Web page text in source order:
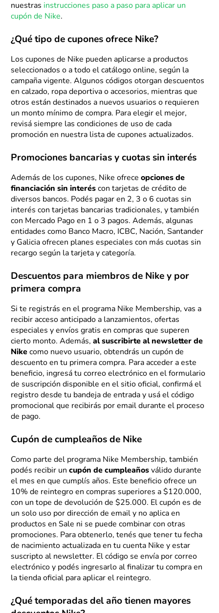
nuestras instrucciones paso a paso para aplicar un
cupón de Nike.
¿Qué tipo de cupones ofrece Nike?
Los cupones de Nike pueden aplicarse a productos
seleccionados o a todo el catálogo online, según la
campaña vigente. Algunos códigos otorgan descuentos
en calzado, ropa deportiva o accesorios, mientras que
otros están destinados a nuevos usuarios o requieren
un monto mínimo de compra. Para elegir el mejor,
revisá siempre las condiciones de uso de cada
promoción en nuestra lista de cupones actualizados.
Promociones bancarias y cuotas sin interés
Además de los cupones, Nike ofreceopciones de
financiación sin interés con tarjetas de crédito de
diversos bancos. Podés pagar en 2, 3 o 6 cuotas sin
interés con tarjetas bancarias tradicionales, y también
con Mercado Pago en 1 o 3 pagos. Además, algunas
entidades como Banco Macro, ICBC, Nación, Santander
y Galicia ofrecen planes especiales con más cuotas sin
recargo según la tarjeta y categoría.
Descuentos para miembros de Nike y por
primera compra
Si te registrás en el programa Nike Membership, vas a
recibir acceso anticipado a lanzamientos, ofertas
especiales y envíos gratis en compras que superen
cierto monto. Además,al suscribirte al newsletter de
Nike como nuevo usuario, obtendrás un cupón de
descuento en tu primera compra. Para acceder a este
beneficio, ingresá tu correo electrónico en el formulario
de suscripción disponible en el sitio oficial, confirmá el
registro desde tu bandeja de entrada y usá el código
promocional que recibirás por email durante el proceso
de pago.
Cupón de cumpleaños de Nike
Como parte del programa Nike Membership, también
podés recibir uncupón de cumpleaños válido durante
el mes en que cumplís años. Este beneficio ofrece un
10% de reintegro en compras superiores a $120.000,
con un tope de devolución de $25.000. El cupón es de
un solo uso por dirección de email y no aplica en
productos en Sale ni se puede combinar con otras
promociones. Para obtenerlo, tenés que tener tu fecha
de nacimiento actualizada en tu cuenta Nike y estar
suscripto al newsletter. El código se envía por correo
electrónico y podés ingresarlo al finalizar tu compra en
la tienda oficial para aplicar el reintegro.
¿Qué temporadas del año tienen mayores